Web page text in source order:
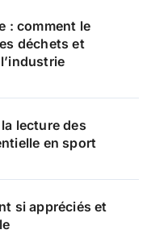
: comment le
déchets et
lecture des
en sport
si appréciés et